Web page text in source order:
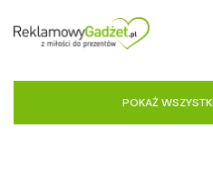
POKAŻ